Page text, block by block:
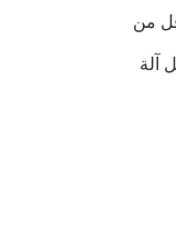
أقل من
آلة